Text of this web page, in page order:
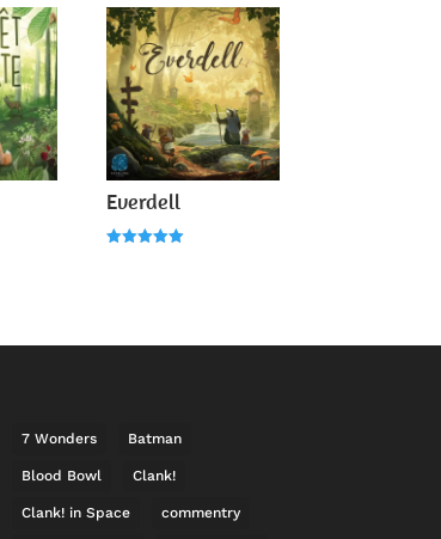
Everdell
7 Wonders Batman
Blood Bowl Clank!
Clank! in Space commentry